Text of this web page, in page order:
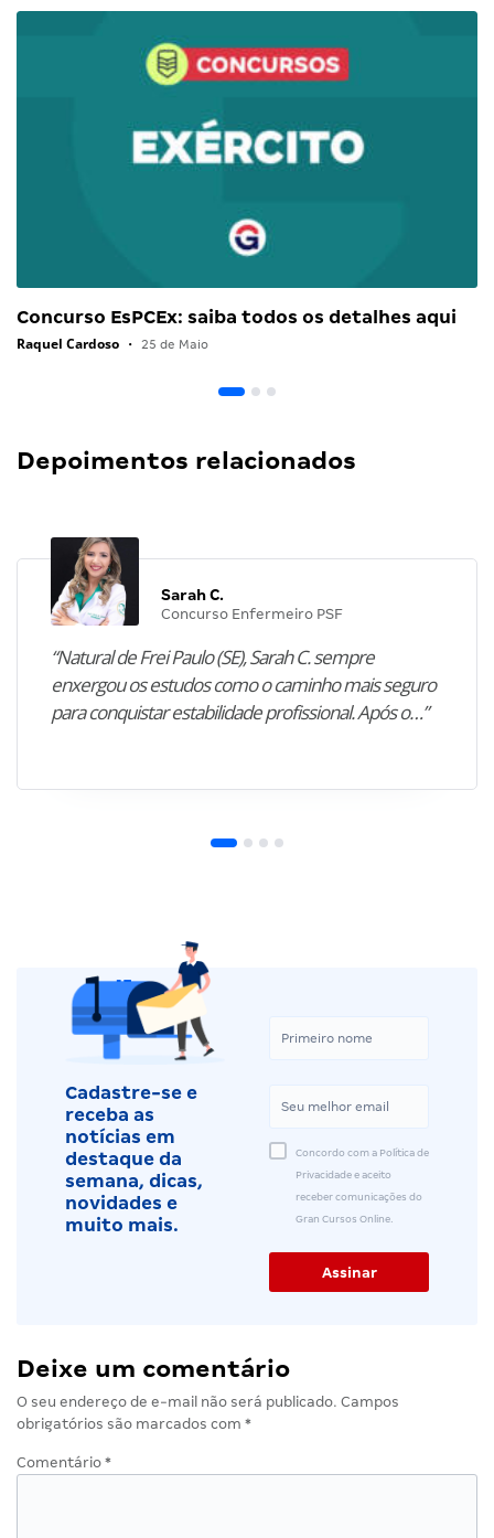
Concurso EsPCEx: saiba todos os detalhes aqui
Raquel Cardoso • 25 de Maio
Depoimentos relacionados
Sarah C.
Concurso Enfermeiro PSF
“Natural de Frei Paulo (SE), Sarah C. sempre
enxergou os estudos como o caminho mais seguro
para conquistar estabilidade profissional. Após o…”
Cadastre-se e
receba as
notícias em
destaque da
semana, dicas,
novidades e
muito mais.
Concordo com a Política de
Privacidade e aceito
receber comunicações do
Gran Cursos Online.
Deixe um comentário
O seu endereço de e-mail não será publicado. Campos
obrigatórios são marcados com *
Comentário *